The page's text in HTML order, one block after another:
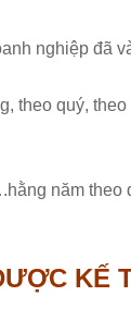
nghiệp đã
theo quý,
năm theo
KẾ